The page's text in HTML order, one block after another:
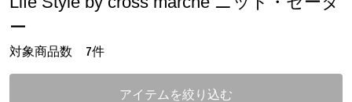
対象商品数 7件
ー
アイテムを絞り込む